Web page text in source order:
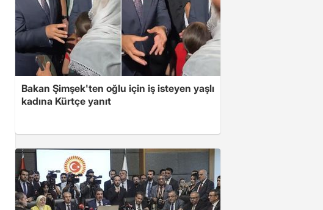
Bakan Şimşek'ten oğlu için iş isteyen yaşlı
kadına Kürtçe yanıt